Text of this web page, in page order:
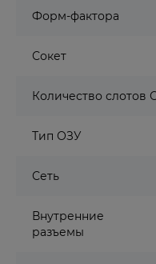
Форм-фактора
Сокет
Количество слотов
Тип ОЗУ
Сеть
Внутренние
разъемы